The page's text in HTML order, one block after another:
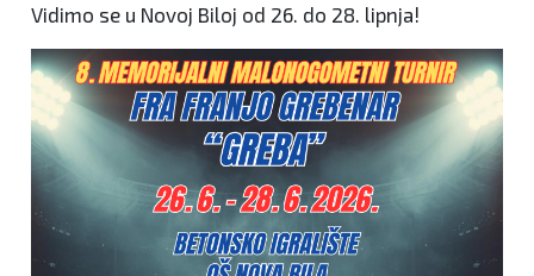
Vidimo se u Novoj Biloj od 26. do 28. lipnja!